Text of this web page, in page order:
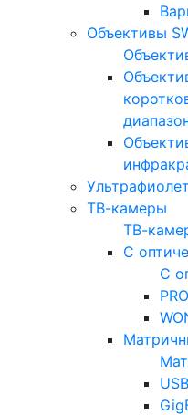
Объективы
ТВ-камеры
ТВ-
С
С
USB